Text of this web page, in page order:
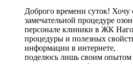
Доброго времени суток! Хочу
замечательной процедуре
персонале клиники в ЖК
процедуры и полезных
информации в интернете,
поделюсь лишь своим опытом